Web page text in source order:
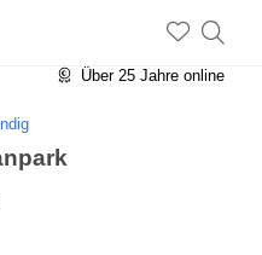
Rheinland-Pfalz
Über 25 Jahre online